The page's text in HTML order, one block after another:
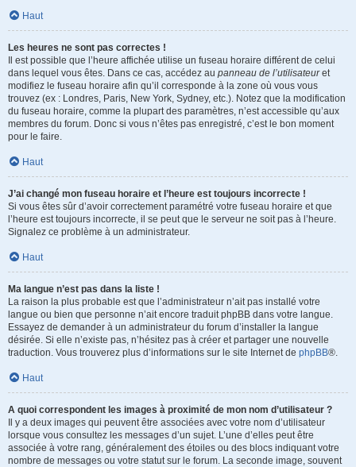
Haut
Les heures ne sont pas correctes !
Il est possible que l’heure affichée utilise un fuseau horaire différent de celui
dans lequel vous êtes. Dans ce cas, accédez au panneau de l’utilisateuret
modifiez le fuseau horaire afin qu’il corresponde à la zone où vous vous
trouvez (ex : Londres, Paris, New York, Sydney, etc.). Notez que la modification
du fuseau horaire, comme la plupart des paramètres, n’est accessible qu’aux
membres du forum. Donc si vous n’êtes pas enregistré, c’est le bon moment
pour le faire.
Haut
J’ai changé mon fuseau horaire et l’heure est toujours incorrecte !
Si vous êtes sûr d’avoir correctement paramétré votre fuseau horaire et que
l’heure est toujours incorrecte, il se peut que le serveur ne soit pas à l’heure.
Signalez ce problème à un administrateur.
Haut
Ma langue n’est pas dans la liste !
La raison la plus probable est que l’administrateur n’ait pas installé votre
langue ou bien que personne n’ait encore traduit phpBB dans votre langue.
Essayez de demander à un administrateur du forum d’installer la langue
désirée. Si elle n’existe pas, n’hésitez pas à créer et partager une nouvelle
traduction. Vous trouverez plus d’informations sur le site Internet de phpBB®.
Haut
A quoi correspondent les images à proximité de mon nom d’utilisateur ?
Il y a deux images qui peuvent être associées avec votre nom d’utilisateur
lorsque vous consultez les messages d’un sujet. L’une d’elles peut être
associée à votre rang, généralement des étoiles ou des blocs indiquant votre
nombre de messages ou votre statut sur le forum. La seconde image, souvent